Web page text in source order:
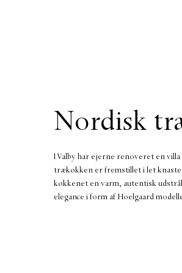
Nordisk
I Valby har ejerne renoveret en
trækøkken er fremstillet i let
køkkenet en varm, autentisk
elegance i form af Hoelgaard